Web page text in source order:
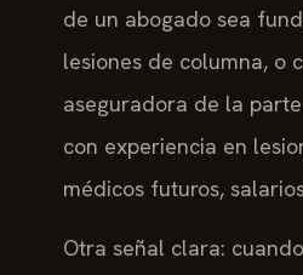
de un abogado sea
lesiones de columna,
aseguradora de la
con experiencia en
médicos futuros,
Otra señal clara: